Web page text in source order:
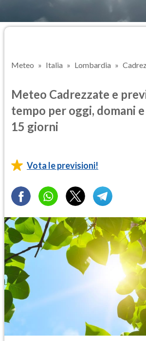
Meteo Italia Lombardia
Meteo Cadrezzate e
tempo per oggi, domani
15 giorni
Vota le previsioni!